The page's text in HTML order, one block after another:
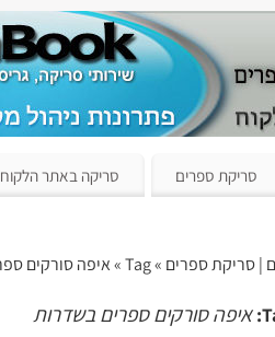
סריקת ספרים סריקה באתר הלקוח
| סריקת ספרים » Tag » איפה סורקים ספרים בשדרות
איפה סורקים ספרים בשדרות